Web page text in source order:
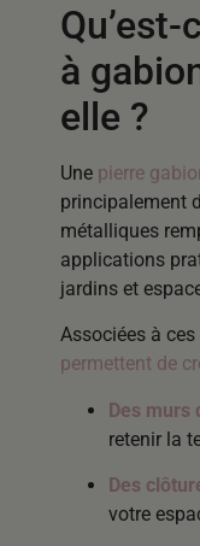
Qu’est-
à
elle ?
Une pierre
principalement
métalliques
applications
jardins et
Associées à
permettent de
Des murs
retenir la
Des
votre